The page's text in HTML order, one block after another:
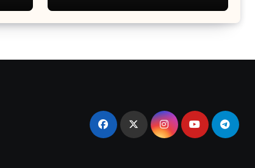
– Hidratare și protecție
intensivă